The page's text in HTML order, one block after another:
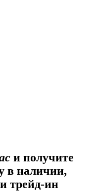
и получите
в наличии,
трейд-ин